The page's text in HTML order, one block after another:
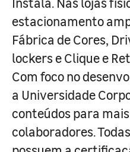
estacionamento
Fábrica de Cores,
lockers e Clique e
Com foco no
a Universidade
conteúdos para
colaboradores.